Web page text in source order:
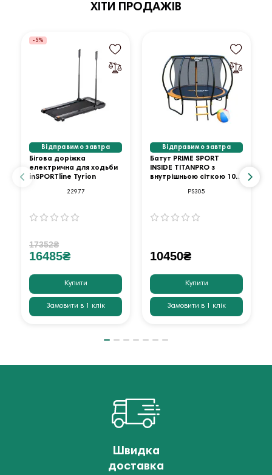
ХІТИ ПРОДАЖІВ
-5%
Відправимо завтра
Бігова доріжка
електрична для ходьби
inSPORTline Tyrion
22977
17352₴
16485₴
Купити
Замовити в 1 клік
Відправимо завтра
Батут PRIME SPORT
INSIDE TITANPRO з
внутрішньою сіткою 10
PS305
10450₴
Купити
Замовити в 1 клік
Швидка
доставка